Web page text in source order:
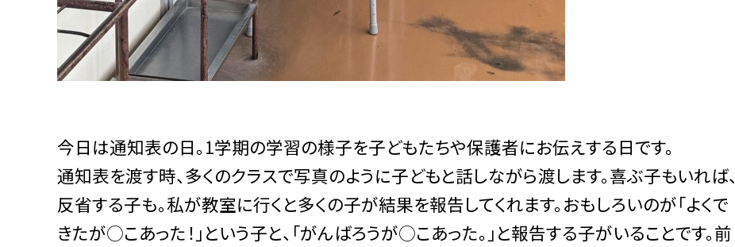
今日は通知表の日。1学期の学習の様子を子どもたちや保護者にお伝えする日です。
通知表を渡す時、多くのクラスで写真のように子どもと話しながら渡します。喜ぶ子もいれば、
反省する子も。私が教室に行くと多くの子が結果を報告してくれます。おもしろいのが「よくで
きたが○こあった！」という子と、「がんばろうが○こあった。」と報告する子がいることです。前